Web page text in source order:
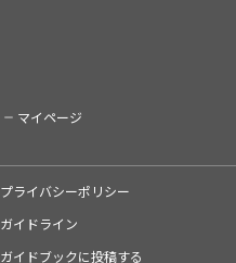
マイページ
プライバシーポリシー
ガイドライン
ガイドブックに投稿する